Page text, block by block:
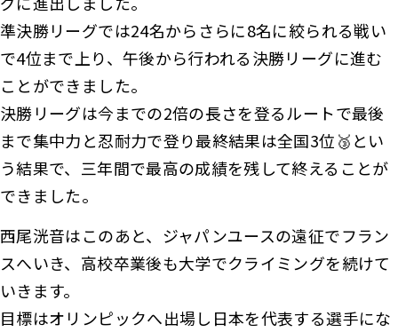
準決勝リーグでは24名からさらに8名に絞られる戦い
で4位まで上り、午後から行われる決勝リーグに進む
ことができました。
決勝リーグは今までの2倍の長さを登るルートで最後
まで集中力と忍耐力で登り最終結果は全国3位🥉とい
う結果で、三年間で最高の成績を残して終えることが
できました。
西尾洸音はこのあと、ジャパンユースの遠征でフラン
スへいき、高校卒業後も大学でクライミングを続けて
いきます。
目標はオリンピックへ出場し日本を代表する選手にな